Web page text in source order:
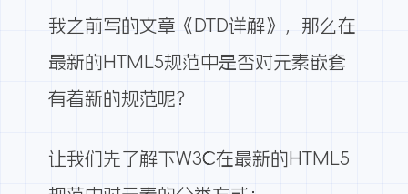
我之前写的文章《 DTD详解》，那么在
最新的HTML5规范中是否对元素嵌套
有着新的规范呢？
让我们先了解下W3C在最新的HTML5